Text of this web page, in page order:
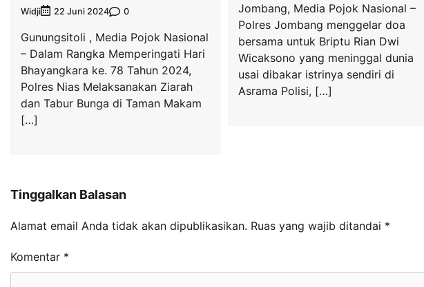
Widji 22 Juni 2024 0
Gunungsitoli , Media Pojok Nasional
– Dalam Rangka Memperingati Hari
Bhayangkara ke. 78 Tahun 2024,
Polres Nias Melaksanakan Ziarah
dan Tabur Bunga di Taman Makam
[…]
Jombang, Media Pojok Nasional –
Polres Jombang menggelar doa
bersama untuk Briptu Rian Dwi
Wicaksono yang meninggal dunia
usai dibakar istrinya sendiri di
Asrama Polisi, […]
Tinggalkan Balasan
Alamat email Anda tidak akan dipublikasikan. Ruas yang wajib ditandai *
Komentar *